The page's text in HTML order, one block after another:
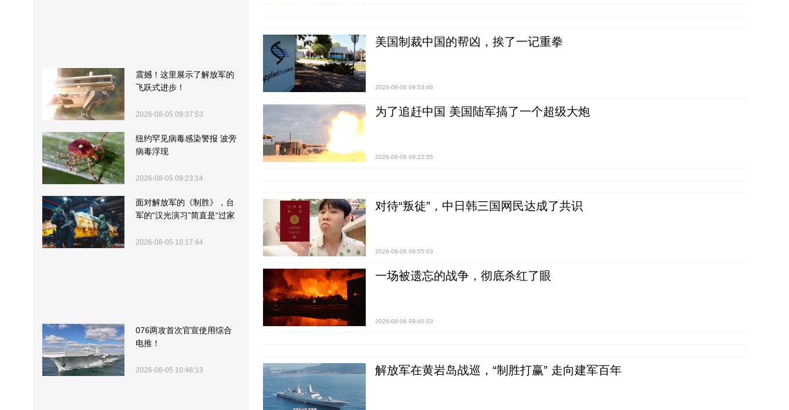
震撼！这里展示了解放军的
飞跃式进步！
2026-08-05 09:37:53
纽约罕见病毒感染警报 波旁
病毒浮现
2026-08-05 09:23:14
面对解放军的《制胜》，台
军的“汉光演习”简直是“过家
2026-08-05 10:17:44
076两攻首次官宣使用综合
电推！
2026-08-05 10:46:13
美国制裁中国的帮凶，挨了一记重拳
2026-08-06 09:53:46
为了追赶中国 美国陆军搞了一个超级大炮
2026-08-06 09:22:55
对待“叛徒”，中日韩三国网民达成了共识
2026-08-06 09:55:03
一场被遗忘的战争，彻底杀红了眼
2026-08-06 09:40:03
解放军在黄岩岛战巡，“制胜打赢” 走向建军百年